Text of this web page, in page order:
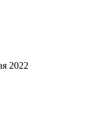
2022